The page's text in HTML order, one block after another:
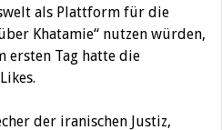
als Plattform für die
Khatamie“ nutzen würden,
ersten Tag hatte die
der iranischen Justiz,